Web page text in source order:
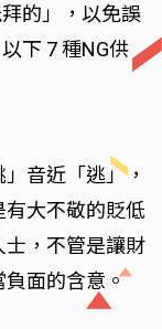
的」，以免誤
下 7 種NG供
音近「逃」，
大不敬的貶低
，不管是讓財
負面的含意。